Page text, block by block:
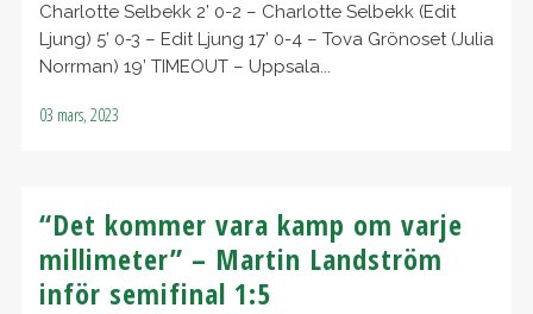
Charlotte Selbekk 2’ 0-2 – Charlotte Selbekk (Edit
Ljung) 5’ 0-3 – Edit Ljung 17’ 0-4 – Tova Grönoset (Julia
Norrman) 19’ TIMEOUT – Uppsala...
03 mars, 2023
“Det kommer vara kamp om varje
millimeter” – Martin Landström
inför semifinal 1:5